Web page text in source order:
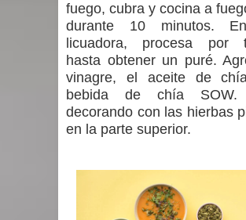
fuego, cubra y cocina a
durante 10 minutos.
licuadora, procesa por
hasta obtener un puré.
vinagre, el aceite de
bebida de chía SOW.
decorando con las hierbas
en la parte superior.